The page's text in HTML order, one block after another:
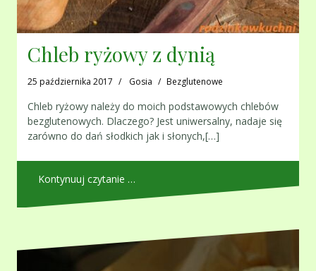
Chleb ryżowy z dynią
25 października 2017 Gosia Bezglutenowe
Chleb ryżowy należy do moich podstawowych chlebów
bezglutenowych. Dlaczego? Jest uniwersalny, nadaje się
zarówno do dań słodkich jak i słonych,[…]
Kontynuuj czytanie …